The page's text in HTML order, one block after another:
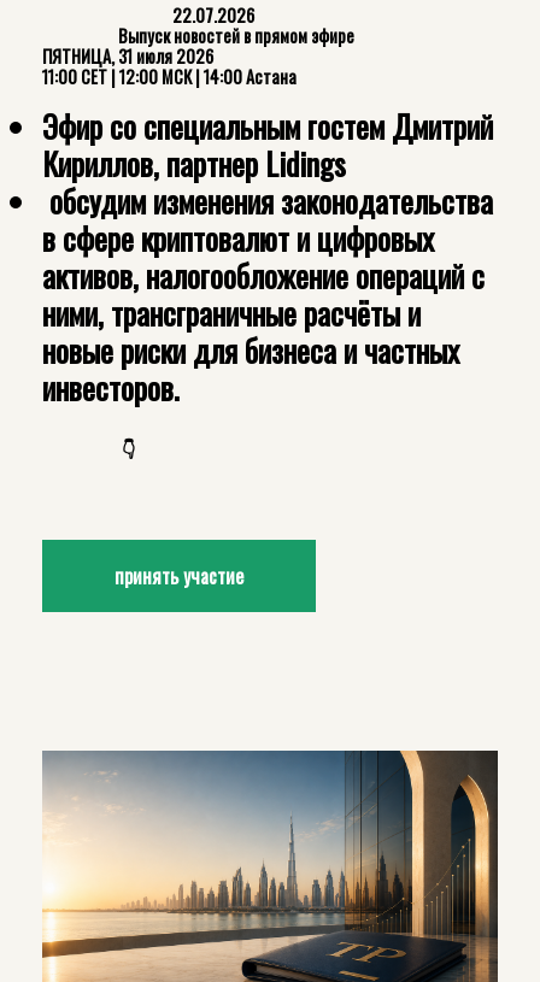
22.07.2026
Выпуск новостей в прямом эфире
ПЯТНИЦА, 31 июля 2026
11:00 CET | 12:00 МСК | 14:00 Астана
Эфир со специальным гостем Дмитрий
Кириллов, партнер Lidings
обсудим изменения законодательства
в сфере криптовалют и цифровых
активов, налогообложение операций с
ними, трансграничные расчёты и
новые риски для бизнеса и частных
инвесторов.
👇
принять участие